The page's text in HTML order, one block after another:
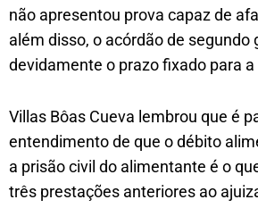
não apresentou prova capaz de
além disso, o acórdão de
devidamente o prazo fixado para a
Villas Bôas Cueva lembrou que é
entendimento de que o débito
a prisão civil do alimentante é o
três prestações anteriores ao